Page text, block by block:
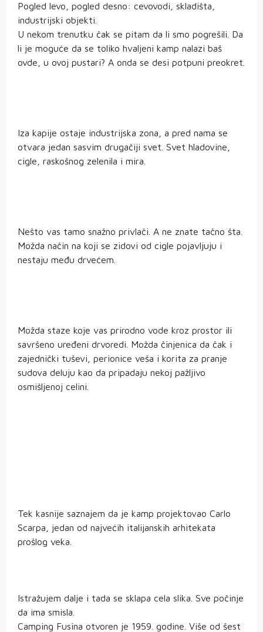
Pogled levo, pogled desno: cevovodi, skladišta,
industrijski objekti.
U nekom trenutku čak se pitam da li smo pogrešili. Da
li je moguće da se toliko hvaljeni kamp nalazi baš
ovde, u ovoj pustari? A onda se desi potpuni preokret.
Iza kapije ostaje industrijska zona, a pred nama se
otvara jedan sasvim drugačiji svet. Svet hladovine,
cigle, raskošnog zelenila i mira.
Nešto vas tamo snažno privlači. A ne znate tačno šta.
Možda način na koji se zidovi od cigle pojavljuju i
nestaju među drvećem.
Možda staze koje vas prirodno vode kroz prostor ili
savršeno uređeni drvoredi. Možda činjenica da čak i
zajednički tuševi, perionice veša i korita za pranje
sudova deluju kao da pripadaju nekoj pažljivo
osmišljenoj celini.
Tek kasnije saznajem da je kamp projektovao Carlo
Scarpa, jedan od najvećih italijanskih arhitekata
prošlog veka.
Istražujem dalje i tada se sklapa cela slika. Sve počinje
da ima smisla.
Camping Fusina otvoren je 1959. godine. Više od šest